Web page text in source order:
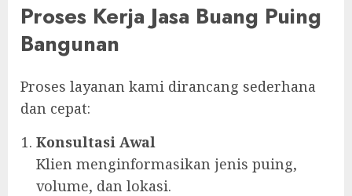
Proses Kerja Jasa Buang Puing
Bangunan
Proses layanan kami dirancang sederhana
dan cepat:
Konsultasi Awal
Klien menginformasikan jenis puing,
volume, dan lokasi.